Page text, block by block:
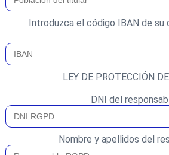
Introduzca el código IBAN de su
LEY DE PROTECCIÓN
DNI del
Nombre y apellidos del